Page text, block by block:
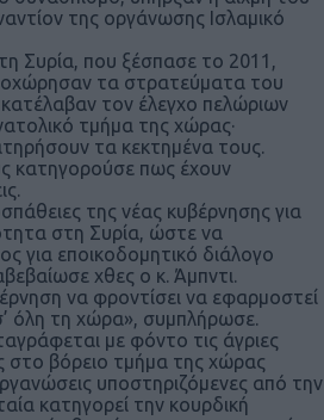
της οργάνωσης Ισλαμικό
Συρία, που ξέσπασε το 2011,
τα στρατεύματα του
τον έλεγχο πελώριων
τμήμα της χώρας·
τα κεκτημένα τους.
κατηγορούσε πως έχουν
της νέας κυβέρνησης για
στη Συρία, ώστε να
για εποικοδομητικό διάλογο
χθες ο κ. Άμπντι.
να φροντίσει να εφαρμοστεί
όλη τη χώρα», συμπλήρωσε.
με φόντο τις άγριες
στο βόρειο τμήμα της χώρας
υποστηριζόμενες από την
κατηγορεί την κουρδική